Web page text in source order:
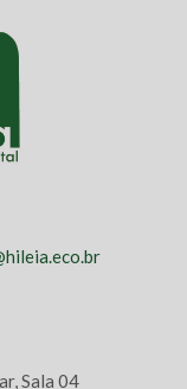
arbóreo
- Instituto
e extrativista
Sala 04